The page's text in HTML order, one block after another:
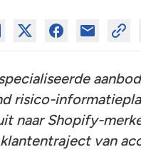
risico-
naar Shopify-
van